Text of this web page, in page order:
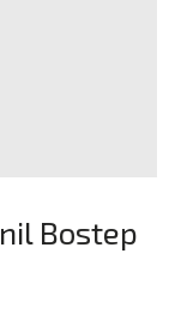
Bostep